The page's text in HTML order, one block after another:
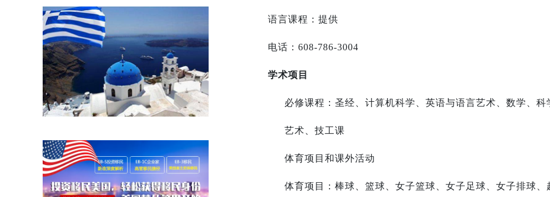
语言课程：提供
电话： 608-786-3004
学术项目
必修课程：圣经、计算机科学、英语与语言艺术、数学、
艺术、技工课
体育项目和课外活动
体育项目：棒球、篮球、女子篮球、女子足球、女子排球